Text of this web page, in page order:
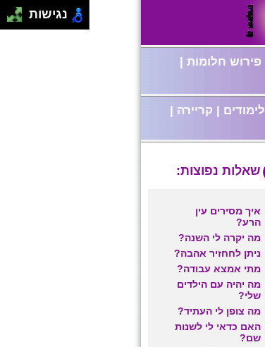
פירוש חלומות |
לימודים | קריירה |
שאלות נפוצות:
איך מסירים עין
הרע?
מה יקרה לי השנה?
ניתן לחחזיר אהבה?
מתי אמצא עבודה?
מה יהיה עם הילדים
שלי?
מה צופן לי העתיד?
האם כדאי לי לשנות
שם?
נגישות